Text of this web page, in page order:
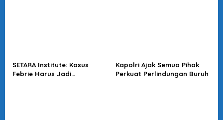
SETARA Institute: Kasus
Febrie Harus Jadi
Kapolri Ajak Semua Pihak
Perkuat Perlindungan Buruh